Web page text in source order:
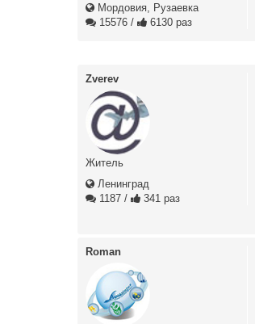
Мордовия, Рузаевка
15576 / 6130 раз
Zverev
Житель
Ленинград
1187 / 341 раз
Roman